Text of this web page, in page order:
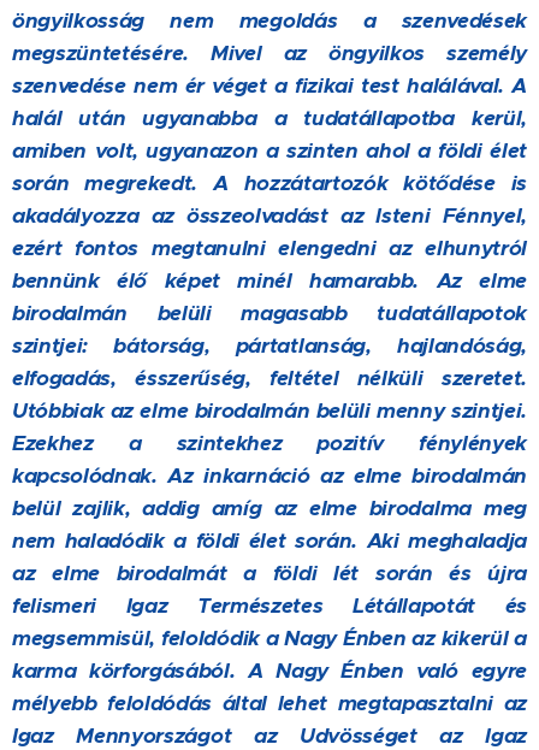
öngyilkosság nem megoldás a szenvedések
megszüntetésére. Mivel az öngyilkos személy
szenvedése nem ér véget a fizikai test halálával. A
halál után ugyanabba a tudatállapotba kerül,
amiben volt, ugyanazon a szinten ahol a földi élet
során megrekedt. A hozzátartozók kötődése is
akadályozza az összeolvadást az Isteni Fénnyel,
ezért fontos megtanulni elengedni az elhunytról
bennünk élő képet minél hamarabb. Az elme
birodalmán belüli magasabb tudatállapotok
szintjei: bátorság, pártatlanság, hajlandóság,
elfogadás, ésszerűség, feltétel nélküli szeretet.
Utóbbiak az elme birodalmán belüli menny szintjei.
Ezekhez a szintekhez pozitív fénylények
kapcsolódnak. Az inkarnáció az elme birodalmán
belül zajlik, addig amíg az elme birodalma meg
nem haladódik a földi élet során. Aki meghaladja
az elme birodalmát a földi lét során és újra
felismeri Igaz Természetes Létállapotát és
megsemmisül, feloldódik a Nagy Énben az kikerül a
karma körforgásából. A Nagy Énben való egyre
mélyebb feloldódás által lehet megtapasztalni az
Igaz Mennyországot az Udvösséget az Igaz